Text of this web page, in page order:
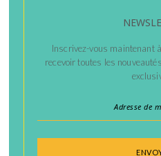
Inscrivez-vous maintenant
recevoir toutes les